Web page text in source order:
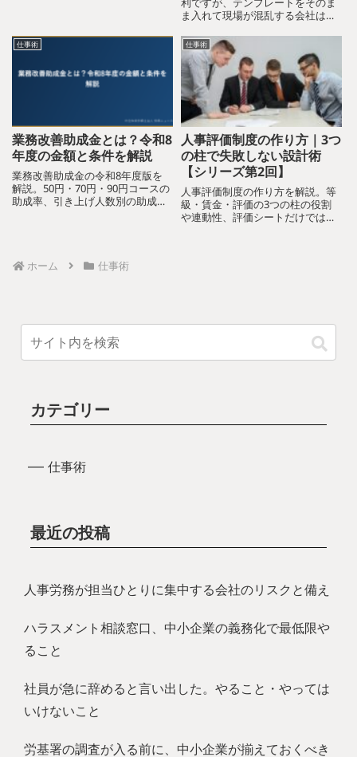
ま入れて現場が混乱する会社は少
ニュースが「読み合わせ」と「現
場運用」を重視する理由を解説し
ます。
仕事術
業務改善助成金とは？令和8
年度の金額と条件を解説
業務改善助成金の令和8年度版を
解説。50円・70円・90円コースの
助成率、引き上げ人数別の助成上
仕事術
人事評価制度の作り方｜3つ
の柱で失敗しない設計術
【シリーズ第2回】
人事評価制度の作り方を解説。等
級・賃金・評価の3つの柱の役割
や連動性、評価シートだけでは失
ホーム
仕事術
カテゴリー
仕事術
最近の投稿
人事労務が担当ひとりに集中する会社のリスクと備え
ハラスメント相談窓口、中小企業の義務化で最低限や
ること
社員が急に辞めると言い出した。やること・やっては
いけないこと
労基署の調査が入る前に、中小企業が揃えておくべき